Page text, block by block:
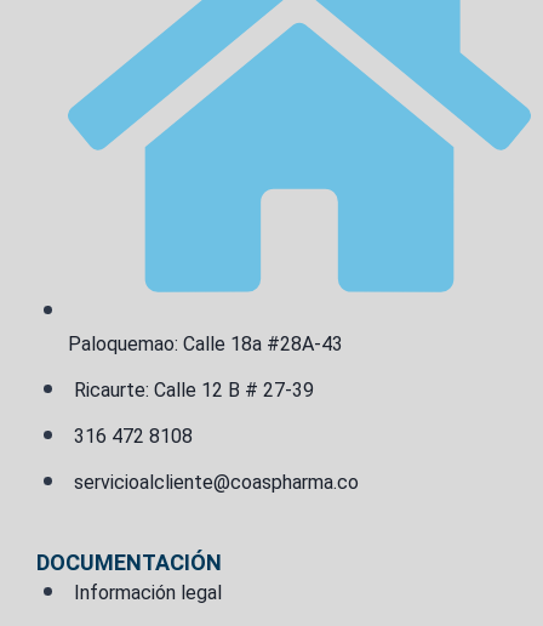
Paloquemao: Calle 18a #28A-43
Ricaurte: Calle 12 B # 27-39
316 472 8108
servicioalcliente@coaspharma.co
DOCUMENTACIÓN
Información legal